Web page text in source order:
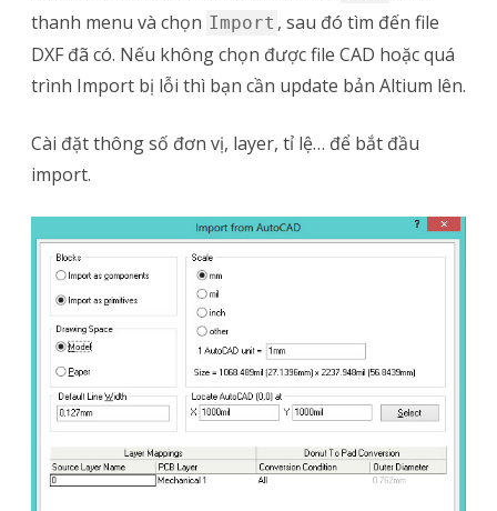
thanh menu và chọn Import , sau đó tìm đến file
DXF đã có. Nếu không chọn được file CAD hoặc quá
trình Import bị lỗi thì bạn cần update bản Altium lên.
Cài đặt thông số đơn vị, layer, tỉ lệ… để bắt đầu
import.